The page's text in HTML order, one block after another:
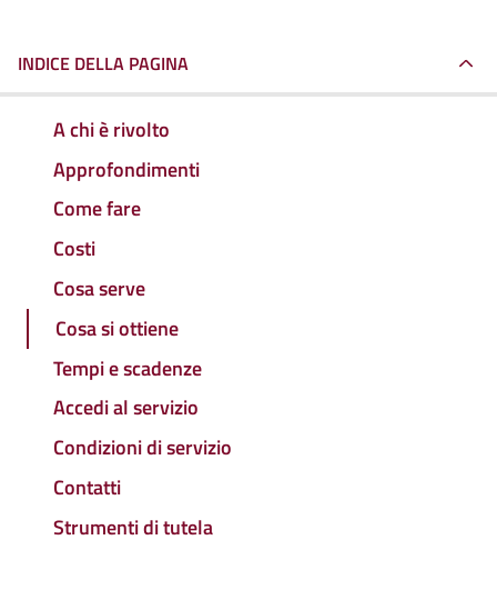
INDICE DELLA PAGINA
A chi è rivolto
Approfondimenti
Come fare
Costi
Cosa serve
Cosa si ottiene
Tempi e scadenze
Accedi al servizio
Condizioni di servizio
Contatti
Strumenti di tutela